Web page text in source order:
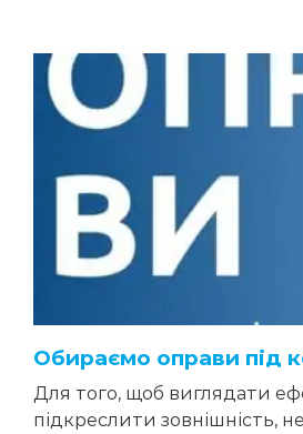
Обираємо оправи під
Для того, щоб виглядати
підкреслити зовнішність,